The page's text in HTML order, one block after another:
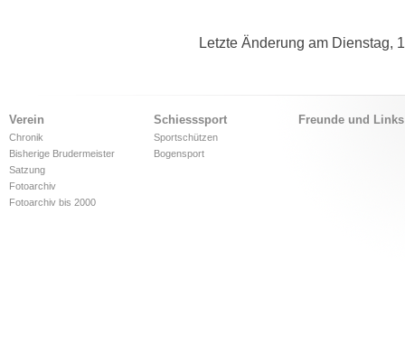
Letzte Änderung am Dienstag,
Verein
Chronik
Bisherige Brudermeister
Satzung
Fotoarchiv
Fotoarchiv bis 2000
Schiesssport
Sportschützen
Bogensport
Freunde und Links